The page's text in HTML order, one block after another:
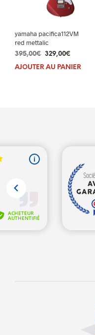
yamaha pacifica112VM
red mettalic
395,00€ Le
prix
329,00€
prix
AJOUTER AU PANIER